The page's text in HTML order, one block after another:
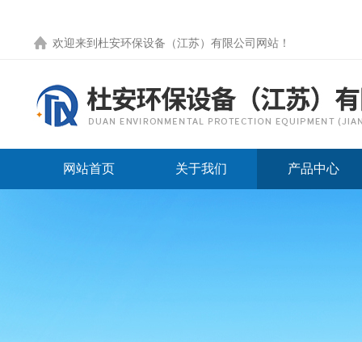
欢迎来到 杜安环保设备（江苏）有限公司网站 ！
网站首页 关于我们 产品中心